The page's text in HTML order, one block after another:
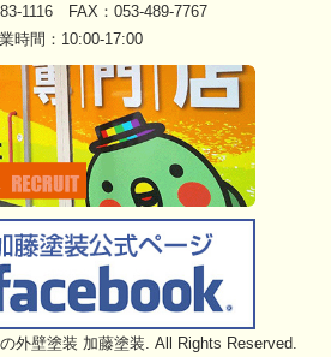
1116 FAX：053-489-7767
時間：10:00-17:00
外壁塗装 加藤塗装. All Rights Reserved.